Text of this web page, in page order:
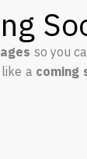
so you
acoming